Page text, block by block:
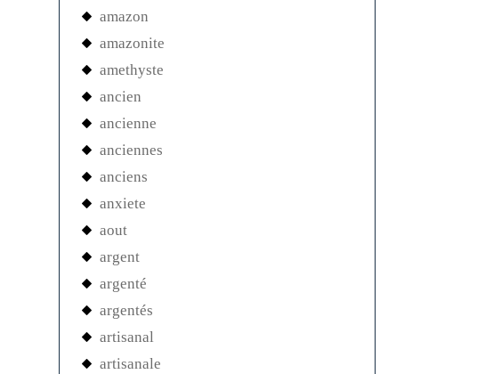
amazon
amazonite
amethyste
ancien
ancienne
anciennes
anciens
anxiete
aout
argent
argenté
argentés
artisanal
artisanale